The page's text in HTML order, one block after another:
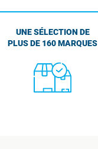
UNE SÉLECTION DE
PLUS DE 160 MARQUES